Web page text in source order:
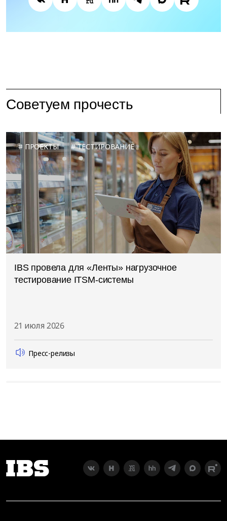
Советуем прочесть
ПРОЕКТЫ ТЕСТИРОВАНИЕ
IBS провела для «Ленты» нагрузочное
тестирование ITSM-системы
21 июля 2026
Пресс-релизы